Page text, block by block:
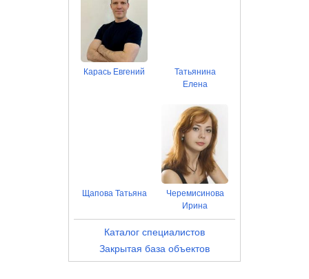
Карась Евгений
Татьянина
Елена
Щапова Татьяна
Черемисинова
Ирина
Каталог специалистов
Закрытая база объектов